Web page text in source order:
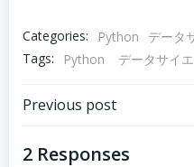
Categories: Python
データ
Tags:
Python データサイ
Post
Previous post
2 Responses